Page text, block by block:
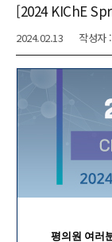
[2024 KIChE
2024.02.13 작성자